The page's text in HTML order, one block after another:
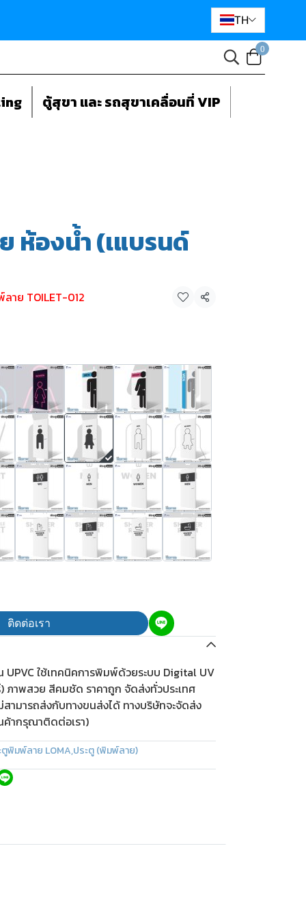
TH
0
ตู้สุขา และ รถสุขาเคลื่อนที่ VIP
ห้องน้ำ (เแบรนด์
าย TOILET-012 แชร์
ติดต่อเรา
UPVC ใช้เทคนิคการพิมพ์ด้วยระบบ Digital UV
ภาพสวย สีคมชัด ราคาถูก จัดส่งทั่วประเทศ
ามารถส่งกับทางขนส่งได้ ทางบริษัทจะจัดส่ง
ค้ากรุณาติดต่อเรา)
ตูพิมพ์ลาย LOMA,ประตู (พิมพ์ลาย)